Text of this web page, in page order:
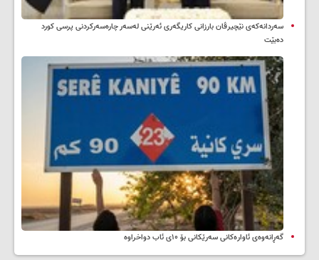
سه‌ردانه‌کەی نێچیرڤان بارزانی كاریگه‌ری ئه‌رێنی له‌سه‌ر چاره‌سه‌ركردنی پرسی كورد
ده‌بێت
گەڕانەوەی ئاوارەکانی سەرێکانی بۆ ۱۰ی ئاب دواخراوە